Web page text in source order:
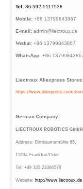
Tel: 86-592-5117538
Mobile: +86 13799843867
E-mail: admin@liectroux.de
Wechat: +86 13799843867
WhatsApp: +86
Liectroux Aliexpress Stores:
https://www.aliexpress.com/
German Company:
LIECTROUX ROBOTICS
Address: Birnbaumsmühle 65,
15234 Frankfurt/Oder
Tel: +49 335 23386578
Website: http://www.liectroux.de